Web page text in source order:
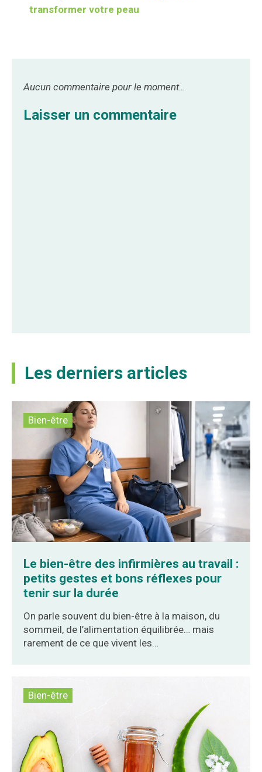
transformer votre peau
Aucun commentaire pour le moment…
Laisser un commentaire
Les derniers articles
Le bien-être des infirmières au travail :
petits gestes et bons réflexes pour
tenir sur la durée
On parle souvent du bien-être à la maison, du
sommeil, de l’alimentation équilibrée… mais
rarement de ce que vivent les…
Bien-être
Bien-être